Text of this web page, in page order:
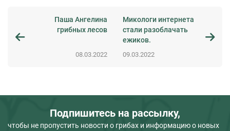
Паша Ангелина
грибных лесов
08.03.2022
Микологи интернета
стали разоблачать
ежиков.
09.03.2022
Подпишитесь на рассылку,
чтобы не пропустить новости о грибах и информацию о новых